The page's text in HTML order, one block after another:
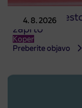
4. 8. 2026
Prodajno
zaprto
Koper
Preberite objavo